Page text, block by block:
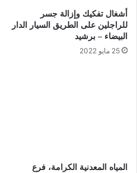
أشغال تفكيك وإزالة جسر
للراجلين على الطريق السيار الدار
البيضاء – برشيد
25 مايو 2022
المياه المعدنية الكرامة، فرع